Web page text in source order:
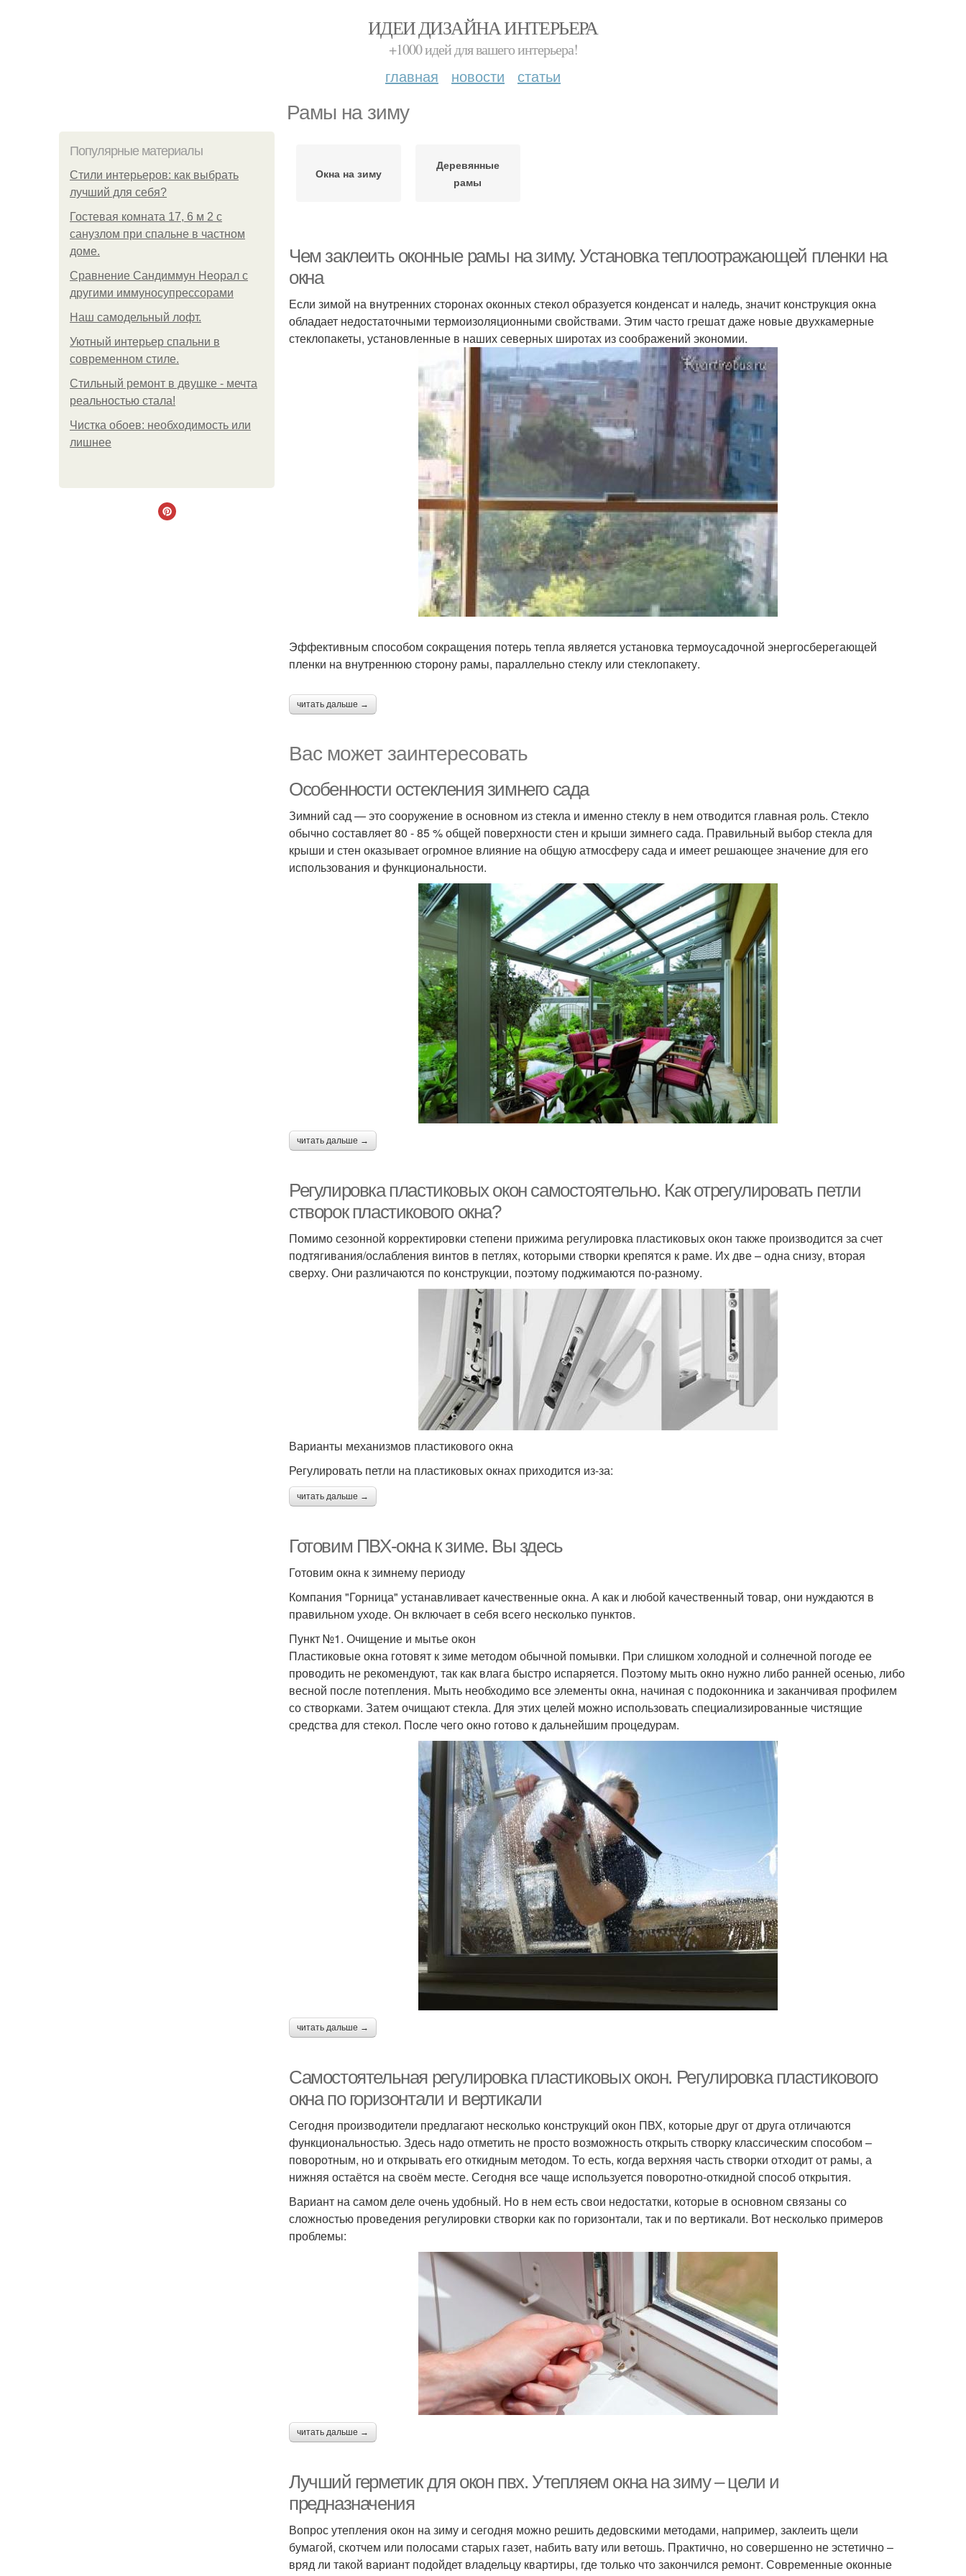
ИДЕИ ДИЗАЙНА ИНТЕРЬЕРА
+1000 идей для вашего интерьера!
главная новости статьи
Рамы на зиму
Популярные материалы
Стили интерьеров: как выбрать
лучший для себя?
Гостевая комната 17, 6 м 2 с
санузлом при спальне в частном
доме.
Сравнение Сандиммун Неорал с
другими иммуносупрессорами
Наш самодельный лофт.
Уютный интерьер спальни в
современном стиле.
Стильный ремонт в двушке - мечта
реальностью стала!
Чистка обоев: необходимость или
лишнее
Окна на зиму
Деревянные
рамы
Чем заклеить оконные рамы на зиму. Установка теплоотражающей пленки на
окна
Если зимой на внутренних сторонах оконных стекол образуется конденсат и наледь, значит конструкция окна
обладает недостаточными термоизоляционными свойствами. Этим часто грешат даже новые двухкамерные
стеклопакеты, установленные в наших северных широтах из соображений экономии.
Эффективным способом сокращения потерь тепла является установка термоусадочной энергосберегающей
пленки на внутреннюю сторону рамы, параллельно стеклу или стеклопакету.
читать дальше →
Вас может заинтересовать
Особенности остекления зимнего сада
Зимний сад — это сооружение в основном из стекла и именно стеклу в нем отводится главная роль. Стекло
обычно составляет 80 - 85 % общей поверхности стен и крыши зимнего сада. Правильный выбор стекла для
крыши и стен оказывает огромное влияние на общую атмосферу сада и имеет решающее значение для его
использования и функциональности.
читать дальше →
Регулировка пластиковых окон самостоятельно. Как отрегулировать петли
створок пластикового окна?
Помимо сезонной корректировки степени прижима регулировка пластиковых окон также производится за счет
подтягивания/ослабления винтов в петлях, которыми створки крепятся к раме. Их две – одна снизу, вторая
сверху. Они различаются по конструкции, поэтому поджимаются по-разному.
Варианты механизмов пластикового окна
Регулировать петли на пластиковых окнах приходится из-за:
читать дальше →
Готовим ПВХ-окна к зиме. Вы здесь
Готовим окна к зимнему периоду
Компания "Горница" устанавливает качественные окна. А как и любой качественный товар, они нуждаются в
правильном уходе. Он включает в себя всего несколько пунктов.
Пункт №1. Очищение и мытье окон
Пластиковые окна готовят к зиме методом обычной помывки. При слишком холодной и солнечной погоде ее
проводить не рекомендуют, так как влага быстро испаряется. Поэтому мыть окно нужно либо ранней осенью, либо
весной после потепления. Мыть необходимо все элементы окна, начиная с подоконника и заканчивая профилем
со створками. Затем очищают стекла. Для этих целей можно использовать специализированные чистящие
средства для стекол. После чего окно готово к дальнейшим процедурам.
читать дальше →
Самостоятельная регулировка пластиковых окон. Регулировка пластикового
окна по горизонтали и вертикали
Сегодня производители предлагают несколько конструкций окон ПВХ, которые друг от друга отличаются
функциональностью. Здесь надо отметить не просто возможность открыть створку классическим способом –
поворотным, но и открывать его откидным методом. То есть, когда верхняя часть створки отходит от рамы, а
нижняя остаётся на своём месте. Сегодня все чаще используется поворотно-откидной способ открытия.
Вариант на самом деле очень удобный. Но в нем есть свои недостатки, которые в основном связаны со
сложностью проведения регулировки створки как по горизонтали, так и по вертикали. Вот несколько примеров
проблемы:
читать дальше →
Лучший герметик для окон пвх. Утепляем окна на зиму – цели и
предназначения
Вопрос утепления окон на зиму и сегодня можно решить дедовскими методами, например, заклеить щели
бумагой, скотчем или полосами старых газет, набить вату или ветошь. Практично, но совершенно не эстетично –
вряд ли такой вариант подойдет владельцу квартиры, где только что закончился ремонт. Современные оконные